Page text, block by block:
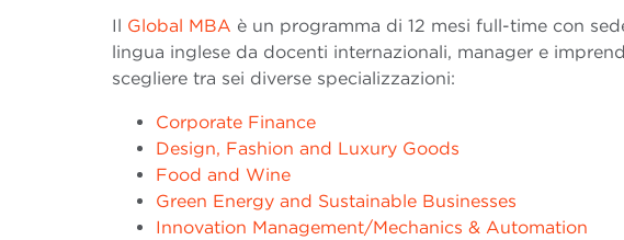
Il Global MBA è un programma di 12 mesi full-time con
lingua inglese da docenti internazionali, manager e
scegliere tra sei diverse specializzazioni:
Corporate Finance
Design, Fashion and Luxury Goods
Food and Wine
Green Energy and Sustainable Businesses
Innovation Management/Mechanics & Automation